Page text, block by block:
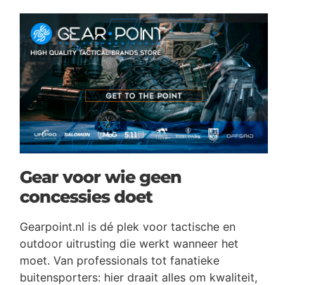
Gear voor wie geen
concessies doet
Gearpoint.nl is dé plek voor tactische en
outdoor uitrusting die werkt wanneer het
moet. Van professionals tot fanatieke
buitensporters: hier draait alles om kwaliteit,